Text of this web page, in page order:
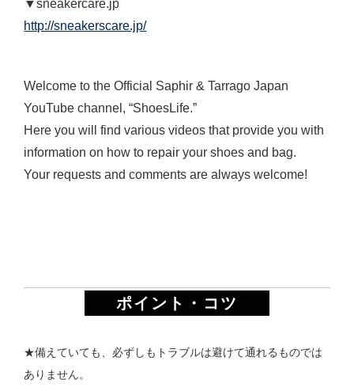
▼sneakercare.jp
http://sneakerscare.jp/
Welcome to the Official Saphir & Tarrago Japan
YouTube channel, “ShoesLife.”
Here you will find various videos that provide you with
information on how to repair your shoes and bag.
Your requests and comments are always welcome!
ポイント・コツ
★備えていても、必ずしもトラブルは避けて通れるものでは
ありません。